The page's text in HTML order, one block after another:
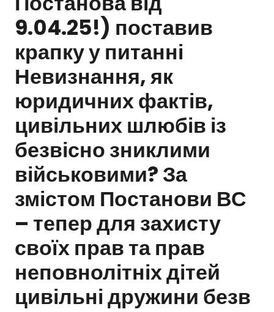
Новини
Залишити заявку
9.04.25!) поставив
крапку у питанні
Невизнання, як
юридичних фактів,
цивільних шлюбів із
безвісно зниклими
військовими? За
змістом Постанови ВС
– тепер для захисту
своїх прав та прав
неповнолітніх дітей
цивільні дружини безв